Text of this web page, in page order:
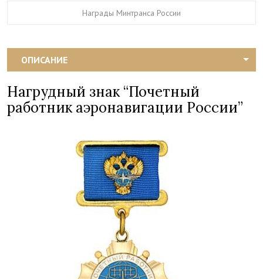
ОПИСАНИЕ
Нагрудный знак “Почетный
работник аэронавигации России”
Награды Минтранса России